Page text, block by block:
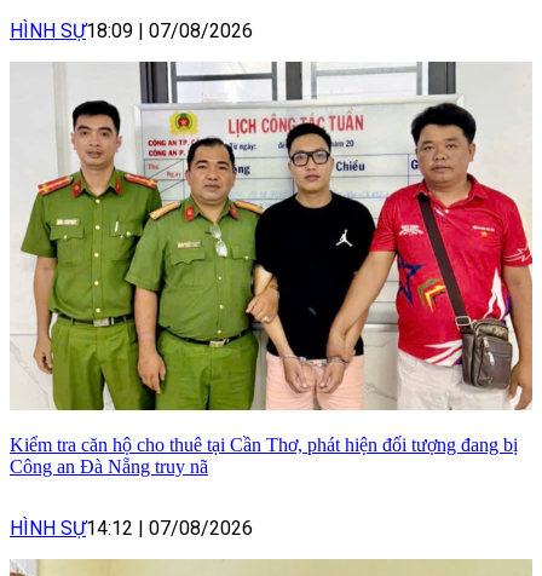
HÌNH SỰ18:09 07/08/2026
Kiểm tra căn hộ cho thuê tại Cần Thơ, phát hiện đối tượng đang bị
Công an Đà Nẵng truy nã
HÌNH SỰ14:12 07/08/2026